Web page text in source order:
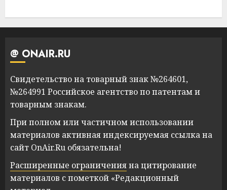
@ ONAIR.RU
Свидетельство на товарный знак №264601,
№264991 Российское агентство по патентам и
товарным знакам.
При полном или частичном использовании
материалов активная индексируемая ссылка на
сайт OnAir.Ru обязательна!
Расширенные ограниченияна цитирование
материалов с пометкой «Редакционный